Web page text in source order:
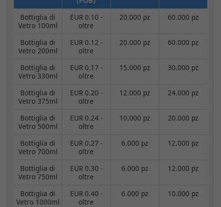
Bottiglia di
Vetro 100ml
EUR 0.10 -
oltre
20.000 pz 60.000 pz
Bottiglia di
Vetro 200ml
EUR 0.12 -
oltre
20.000 pz 60.000 pz
Bottiglia di
Vetro 330ml
EUR 0.17 -
oltre
15.000 pz 30.000 pz
Bottiglia di
Vetro 375ml
EUR 0.20 -
oltre
12.000 pz 24.000 pz
Bottiglia di
Vetro 500ml
EUR 0.24 -
oltre
10.000 pz 20.000 pz
Bottiglia di
Vetro 700ml
EUR 0.27 -
oltre
6.000 pz 12.000 pz
Bottiglia di
Vetro 750ml
EUR 0.30 -
oltre
6.000 pz 12.000 pz
Bottiglia di
Vetro 1000ml
EUR 0.40 -
oltre
6.000 pz 10.000 pz